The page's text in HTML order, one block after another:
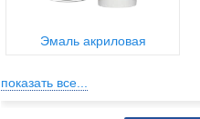
Эмаль акриловая
показать все...